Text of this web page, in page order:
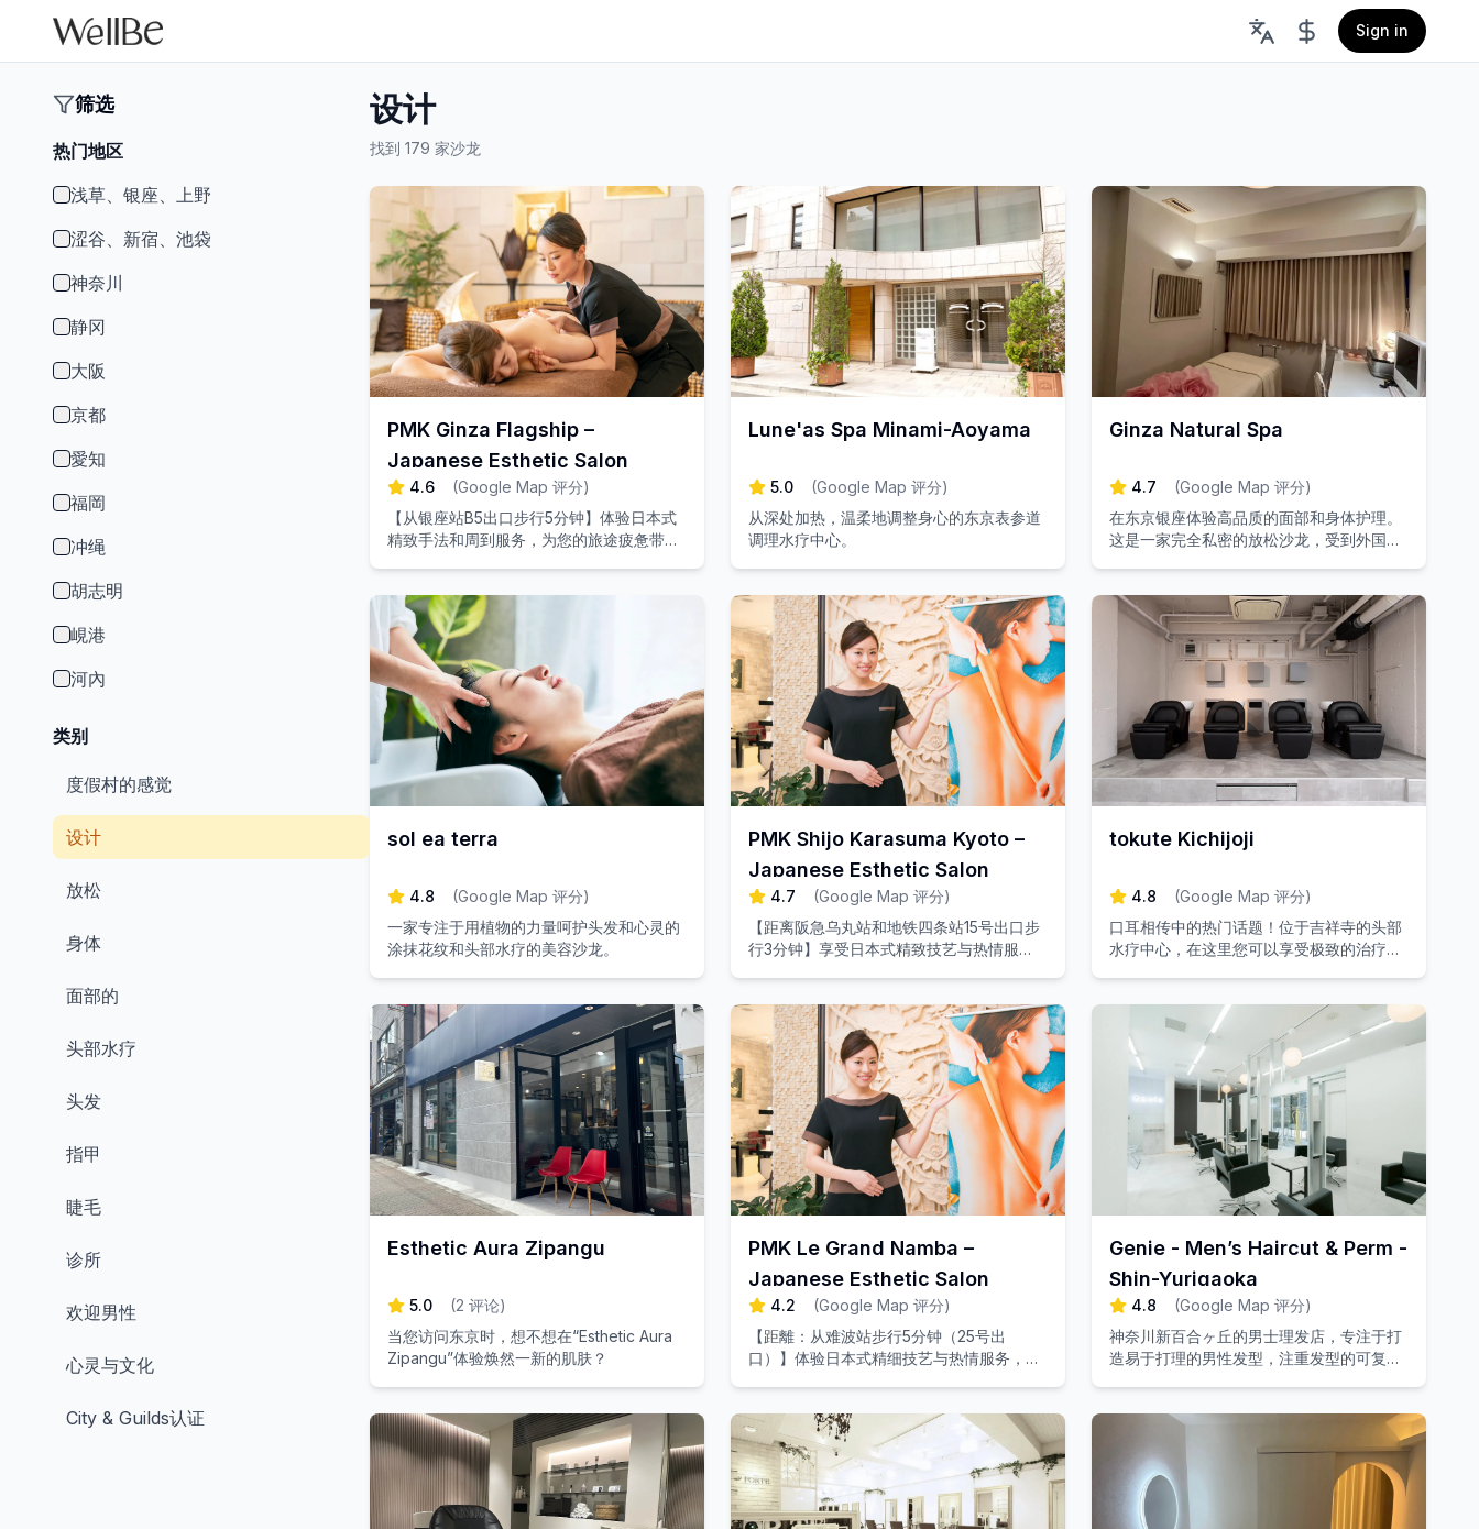
Sign in
筛选
热门地区
浅草、银座、上野
涩谷、新宿、池袋
神奈川
静冈
大阪
京都
愛知
福岡
冲绳
胡志明
峴港
河內
类别
度假村的感觉
设计
放松
身体
面部的
头部水疗
头发
指甲
睫毛
诊所
欢迎男性
心灵与文化
City & Guilds认证
设计
找到 179 家沙龙
PMK Ginza Flagship –
Japanese Esthetic Salon
4.6 (Google Map 评分)
【从银座站B5出口步行5分钟】体验日本式
精致手法和周到服务，为您的旅途疲惫带来
Lune'as Spa Minami-Aoyama
5.0 (Google Map 评分)
从深处加热，温柔地调整身心的东京表参道
调理水疗中心。
Ginza Natural Spa
4.7 (Google Map 评分)
在东京银座体验高品质的面部和身体护理。
这是一家完全私密的放松沙龙，受到外国顾
sol ea terra
4.8 (Google Map 评分)
一家专注于用植物的力量呵护头发和心灵的
涂抹花纹和头部水疗的美容沙龙。
PMK Shijo Karasuma Kyoto –
Japanese Esthetic Salon
4.7 (Google Map 评分)
【距离阪急乌丸站和地铁四条站15号出口步
行3分钟】享受日本式精致技艺与热情服
tokute Kichijoji
4.8 (Google Map 评分)
口耳相传中的热门话题！位于吉祥寺的头部
水疗中心，在这里您可以享受极致的治疗效
Esthetic Aura Zipangu
5.0 (2 评论)
当您访问东京时，想不想在“Esthetic Aura
Zipangu”体验焕然一新的肌肤？
PMK Le Grand Namba –
Japanese Esthetic Salon
4.2 (Google Map 评分)
【距離：从难波站步行5分钟（25号出
口）】体验日本式精细技艺与热情服务，为
Genie - Men’s Haircut & Perm -
Shin-Yurigaoka
4.8 (Google Map 评分)
神奈川新百合ヶ丘的男士理发店，专注于打
造易于打理的男性发型，注重发型的可复现